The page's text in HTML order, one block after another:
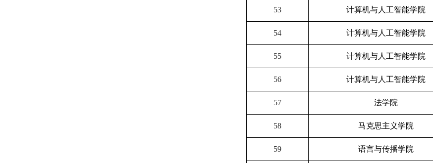
53 计算机与人工智能学院
54 计算机与人工智能学院
55 计算机与人工智能学院
56 计算机与人工智能学院
57 法学院
58 马克思主义学院
59 语言与传播学院